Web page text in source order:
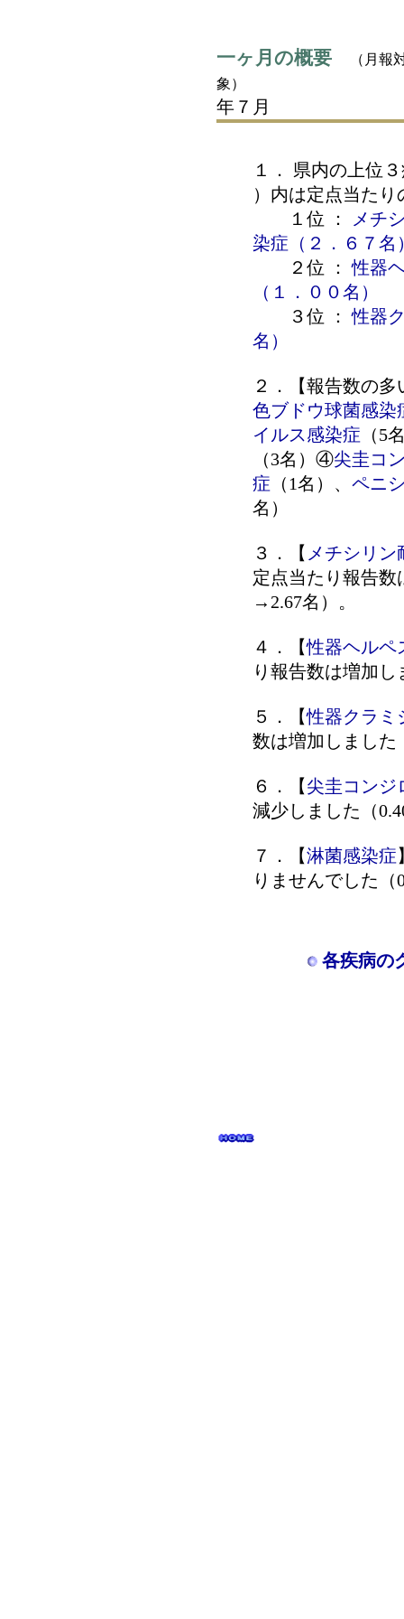
一ヶ月の概要
（月報
象）
年７月
１． 県内の上位
）内は定点当た
１位 ：
メチ
染症（２．６７名
２位 ：性器
（１．００名）
３位 ：性器
名）
２．【報告数の
色ブドウ球菌感染
イルス感染症 （5
（3名）④尖圭コ
症 （1名）、 ペニ
名）
３．【 メチシリ
定点当たり報告数
→2.67名）。
４．【性器ヘルペ
り報告数は増加
５．【性器クラミ
数は増加しました
６．【尖圭コンジ
減少しました（
７．【淋菌感染症
りませんでした
各疾病の